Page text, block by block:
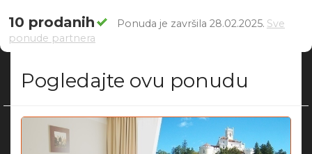
10 prodanih Ponuda je završila 28.02.2025. Sve
ponude partnera
Pogledajte ovu ponudu